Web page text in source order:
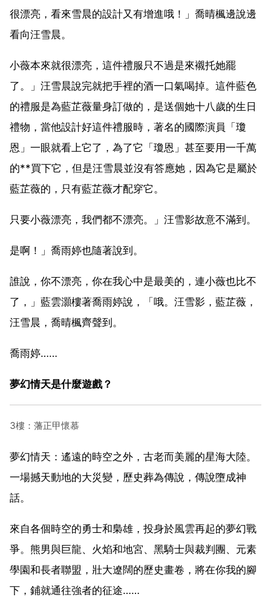
很漂亮，看來雪晨的設計又有增進哦！」喬晴楓邊說邊
看向汪雪晨。
小薇本來就很漂亮，這件禮服只不過是來襯托她罷
了。」汪雪晨說完就把手裡的酒一口氣喝掉。這件藍色
的禮服是為藍芷薇量身訂做的，是送個她十八歲的生日
禮物，當他設計好這件禮服時，著名的國際演員「瓊
恩」一眼就看上它了，為了它「瓊恩」甚至要用一千萬
的**買下它，但是汪雪晨並沒有答應她，因為它是屬於
藍芷薇的，只有藍芷薇才配穿它。
只要小薇漂亮，我們都不漂亮。」汪雪影故意不滿到。
是啊！」喬雨婷也隨著說到。
誰說，你不漂亮，你在我心中是最美的，連小薇也比不
了，」藍雲灝樓著喬雨婷說，「哦。汪雪影，藍芷薇，
汪雪晨，喬晴楓齊聲到。
喬雨婷……
夢幻情天是什麼遊戲？
3樓：藩正甲懷慕
夢幻情天：遙遠的時空之外，古老而美麗的星海大陸。
一場撼天動地的大災變，歷史葬為傳說，傳說墮成神
話。
來自各個時空的勇士和梟雄，投身於風雲再起的夢幻戰
爭。熊男與巨龍、火焰和地宮、黑騎士與裁判團、元素
學園和長者聯盟，壯大遼闊的歷史畫卷，將在你我的腳
下，鋪就通往強者的征途……